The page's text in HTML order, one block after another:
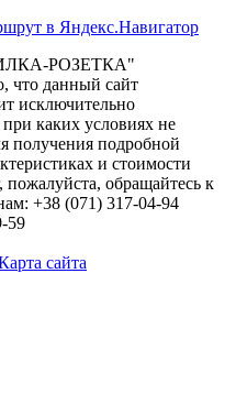
в Яндекс.Навигатор
РОЗЕТКА"
что данный сайт
исключительно
каких условиях не
получения подробной
и стоимости
пожалуйста, обращайтесь к
+38 (071) 317-04-94
59
сайта